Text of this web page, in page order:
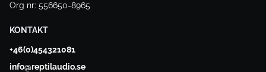
Org nr: 556650-8965
KONTAKT
+46(0)454321081
info@reptilaudio.se